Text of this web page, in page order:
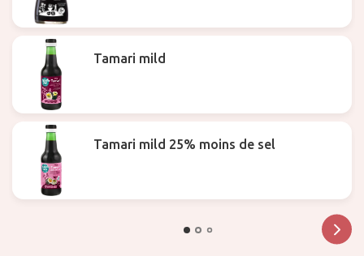
Tamari mild
Tamari mild 25% moins de sel